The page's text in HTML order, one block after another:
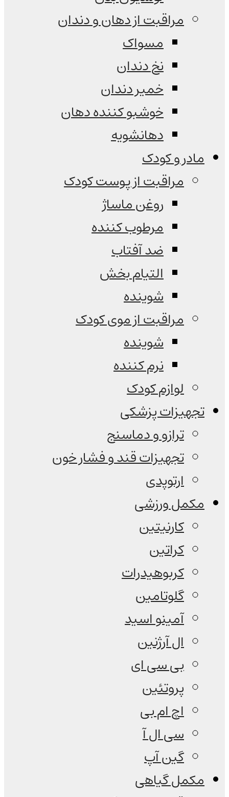
مراقبت از دهان و دندان
مسواک
نخ دندان
خمیر دندان
خوشبو کننده دهان
دهانشویه
مادر و کودک
مراقبت از پوست کودک
روغن ماساژ
مرطوب کننده
ضد آفتاب
التیام بخش
شوینده
مراقبت از موی کودک
شوینده
نرم کننده
لوازم کودک
تجهیزات پزشکی
ترازو و دماسنج
تجهیزات قند و فشار خون
ارتوپدی
مکمل ورزشی
کارنیتین
کراتین
کربوهیدرات
گلوتامین
آمینو اسید
ال آرژنین
بی سی ای
پروتئین
اچ ام بی
سی ال آ
گین آپ
مکمل گیاهی